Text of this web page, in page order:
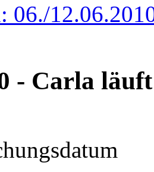
06./
- Carla